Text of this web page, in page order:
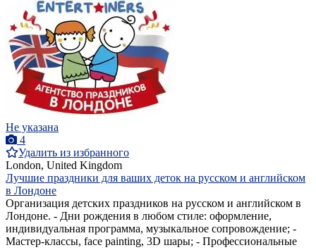
Не указана
4
Удалить из избранного
London, United Kingdom
Лучшие праздники для ваших деток на русском и английском
в Лондоне
Организация детских праздников на русском и английском в
Лондоне. - Дни рождения в любом стиле: оформление,
индивидуальная программа, музыкальное сопровождение; -
Мастер-классы, face painting, 3D шары; - Профессиональные